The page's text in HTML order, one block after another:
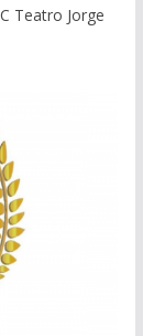
Teatro Jorge